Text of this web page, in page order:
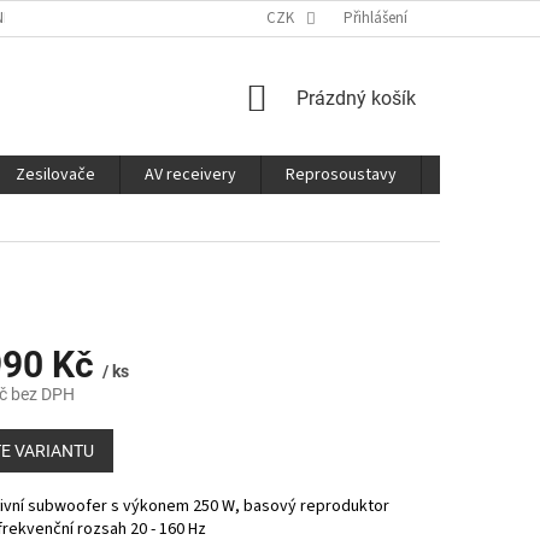
SLUŽBY CZK Přihlášení
NÁKUPNÍ
Prázdný košík
Zesilovače AV receivery Reprosoustavy
Kč / ks
bez DPH
VARIANTU
subwoofer s výkonem 250 W, basový reproduktor
rozsah 20 - 160 Hz